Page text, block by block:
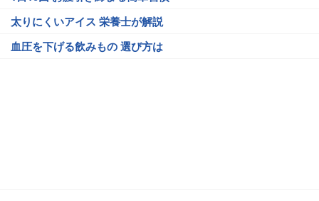
太りにくいアイス 栄養士が解説
血圧を下げる飲みもの 選び方は